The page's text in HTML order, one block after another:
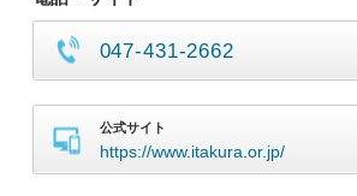
047-431-2662
公式サイト
https://www.itakura.or.jp/